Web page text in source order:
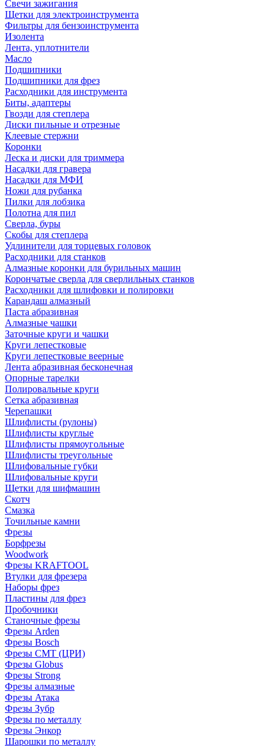
Свечи зажигания
Щетки для электроинструмента
Фильтры для бензоинструмента
Изолента
Лента, уплотнители
Масло
Подшипники
Подшипники для фрез
Расходники для инструмента
Биты, адаптеры
Гвозди для степлера
Диски пильные и отрезные
Клеевые стержни
Коронки
Леска и диски для триммера
Насадки для гравера
Насадки для МФИ
Ножи для рубанка
Пилки для лобзика
Полотна для пил
Сверла, буры
Скобы для степлера
Удлинители для торцевых головок
Расходники для станков
Алмазные коронки для бурильных машин
Корончатые сверла для сверлильных станков
Расходники для шлифовки и полировки
Карандаш алмазный
Паста абразивная
Алмазные чашки
Заточные круги и чашки
Круги лепестковые
Круги лепестковые веерные
Лента абразивная бесконечная
Опорные тарелки
Полировальные круги
Сетка абразивная
Черепашки
Шлифлисты (рулоны)
Шлифлисты круглые
Шлифлисты прямоугольные
Шлифлисты треугольные
Шлифовальные губки
Шлифовальные круги
Щетки для шифмашин
Скотч
Смазка
Точильные камни
Фрезы
Борфрезы
Woodwork
Фрезы KRAFTOOL
Втулки для фрезера
Наборы фрез
Пластины для фрез
Пробочники
Станочные фрезы
Фрезы Arden
Фрезы Bosch
Фрезы CMT (ЦРИ)
Фрезы Globus
Фрезы Strong
Фрезы алмазные
Фрезы Атака
Фрезы Зубр
Фрезы по металлу
Фрезы Энкор
Шарошки по металлу